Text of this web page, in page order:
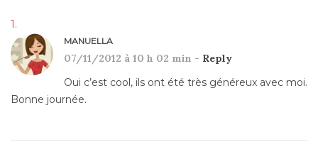
MANUELLA
07/11/2012 à 10 h 02 min - Reply
Oui c’est cool, ils ont été très généreux avec moi.
Bonne journée.